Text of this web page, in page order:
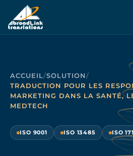
Aller au contenu principal
ACCUEIL/SOLUTION/
TRADUCTION POUR LES
MARKETING DANS LA SANTÉ,
MEDTECH
ISO 9001 ISO 13485 ISO